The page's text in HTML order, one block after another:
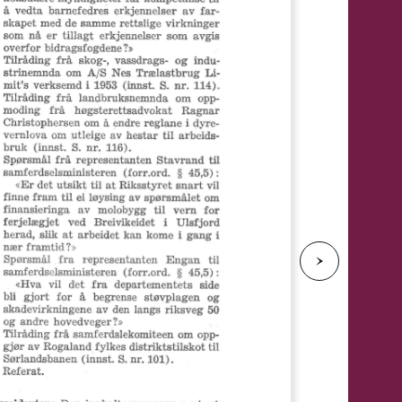
N
e
s
t
e
s
i
d
e